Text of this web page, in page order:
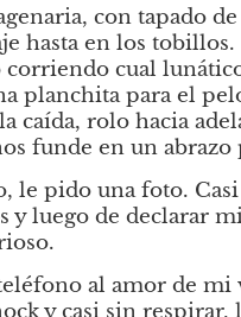
con tapado
hasta en los
cual
planchita para el
caída, rolo hacia
funde en un abrazo
le pido una foto.
y luego de declarar
al amor de